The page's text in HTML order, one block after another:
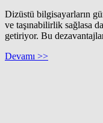
Dizüstü bilgisayarların
ve taşınabilirlik sağlasa
getiriyor. Bu
Devamı >>